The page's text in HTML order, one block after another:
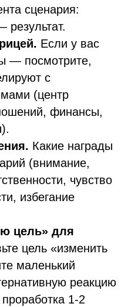
сценария:
результат.
Если у вас
— посмотрите,
с
(центр
финансы,
Какие награды
(внимание,
чувство
избегание
цель» для
цель «изменить
маленький
реакцию
1-2